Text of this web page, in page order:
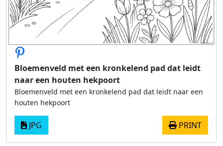
Bloemenveld met een kronkelend pad dat leidt
naar een houten hekpoort
Bloemenveld met een kronkelend pad dat leidt naar een
houten hekpoort
JPG PRINT